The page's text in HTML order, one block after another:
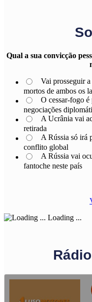
Qual a sua convicção
Vai prosseguir
mortos de ambos os
O cessar-fogo é
negociações
A Ucrânia vai
retirada
A Rússia só irá
conflito global
A Rússia vai
fantoche neste país
Loading ...